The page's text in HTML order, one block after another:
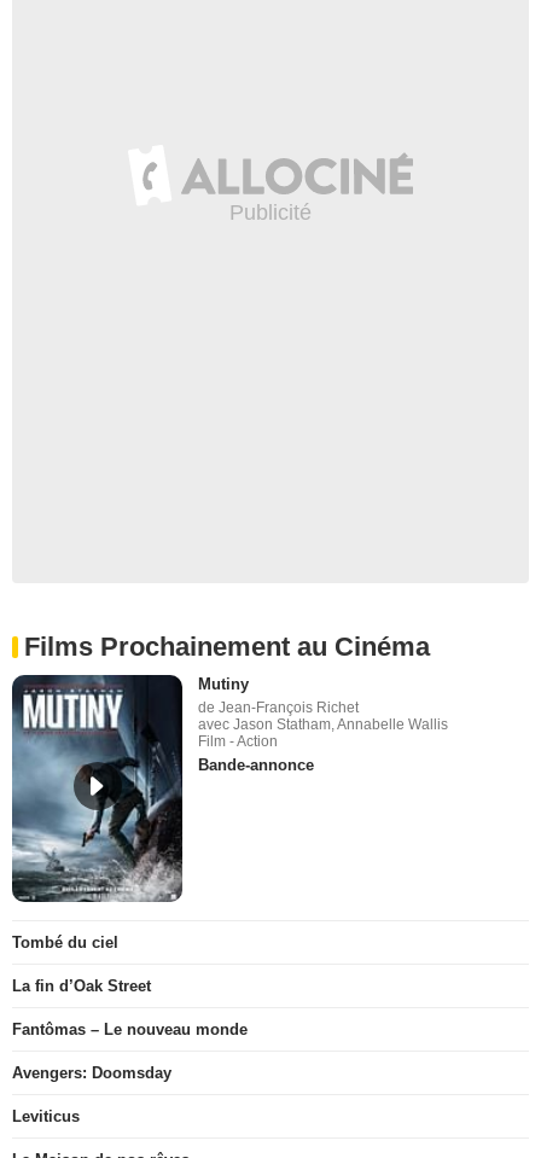
Films Prochainement au Cinéma
Mutiny
de Jean-François Richet
avec Jason Statham, Annabelle Wallis
Film - Action
Bande-annonce
Tombé du ciel
La fin d’Oak Street
Fantômas – Le nouveau monde
Avengers: Doomsday
Leviticus